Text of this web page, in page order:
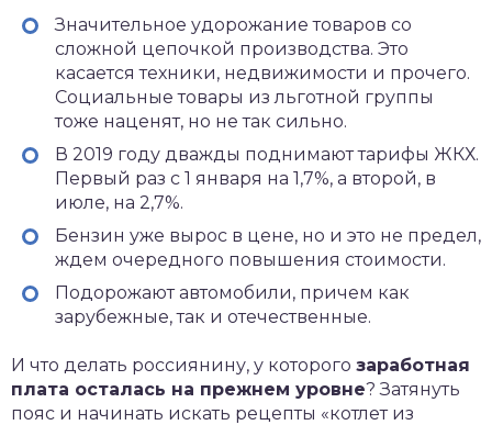
Значительное удорожание товаров со
сложной цепочкой производства. Это
касается техники, недвижимости и прочего.
Социальные товары из льготной группы
тоже наценят, но не так сильно.
В 2019 году дважды поднимают тарифы ЖКХ.
Первый раз с 1 января на 1,7%, а второй, в
июле, на 2,7%.
Бензин уже вырос в цене, но и это не предел,
ждем очередного повышения стоимости.
Подорожают автомобили, причем как
зарубежные, так и отечественные.
И что делать россиянину, у которого заработная
плата осталась на прежнем уровне? Затянуть
пояс и начинать искать рецепты «котлет из